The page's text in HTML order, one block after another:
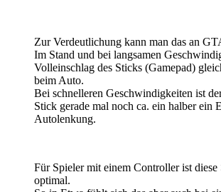
Zur Verdeutlichung kann man das an
Im Stand und bei langsamen
Volleinschlag des Sticks (Gamepad)
beim Auto.
Bei schnelleren Geschwindigkeiten ist
Stick gerade mal noch ca. ein halber ein
Autolenkung.
Für Spieler mit einem Controller ist diese
optimal.